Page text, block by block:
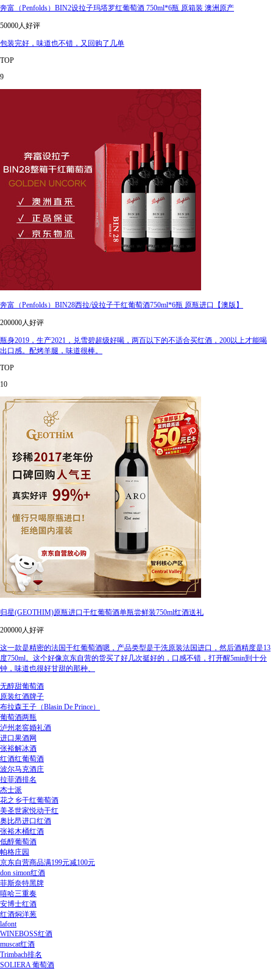
奔富（Penfolds）BIN2设拉子玛塔罗红葡萄酒 750ml*6瓶 原箱装 澳洲原产
50000人好评
包装完好，味道也不错，又回购了几单
TOP
9
奔富（Penfolds）BIN28西拉/设拉子干红葡萄酒750ml*6瓶 原瓶进口【澳版】
200000人好评
瓶身2019，生产2021，兑雪碧超级好喝，两百以下的不适合买红酒，200以上才能喝
出口感。配烤羊腿，味道很棒。
TOP
10
归星(GEOTHIM)原瓶进口干红葡萄酒单瓶尝鲜装750ml红酒送礼
200000人好评
这一款是精密的法国干红葡萄酒嗯，产品类型是干洗原装法国进口，然后酒精度是13
度750ml。这个好像京东自营的货买了好几次挺好的，口感不错，打开醒5min到十分
钟，味道也很好甘甜的那种、
无醇甜葡萄酒
原装红酒牌子
布拉森王子（Blasin De Prince）
葡萄酒两瓶
泸州老窖婚礼酒
进口果酒网
张裕解冰酒
红酒红葡萄酒
波尔马克酒庄
拉菲酒排名
杰士派
花之乡干红葡萄酒
美圣世家悦动干红
奥比昂进口红酒
张裕木桶红酒
低醇葡萄酒
帕格庄园
京东自营商品满199元减100元
don simon红酒
菲斯奈特黑牌
嘻哈三重奏
安博士红酒
红酒焖洋葱
lafont
WINEBOSS红酒
muscat红酒
Trimbach排名
SOLIERA 葡萄酒